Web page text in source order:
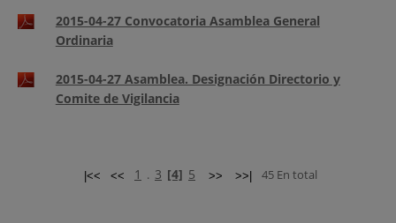
2015-04-27 Convocatoria Asamblea General
Ordinaria
2015-04-27 Asamblea. Designación Directorio y
Comite de Vigilancia
1 . 3 [4] 5 45 En total